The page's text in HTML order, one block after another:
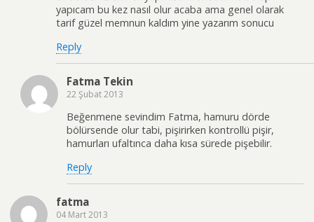
yapıcam bu kez nasıl olur acaba ama genel olarak
tarif güzel memnun kaldım yine yazarım sonucu
Reply
Fatma Tekin
22 Şubat 2013
Beğenmene sevindim Fatma, hamuru dörde
bölürsende olur tabi, pişirirken kontrollü pişir,
hamurları ufaltınca daha kısa sürede pişebilir.
Reply
fatma
04 Mart 2013